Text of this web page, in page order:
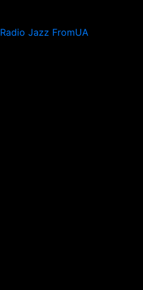
Radio Jazz FromUA